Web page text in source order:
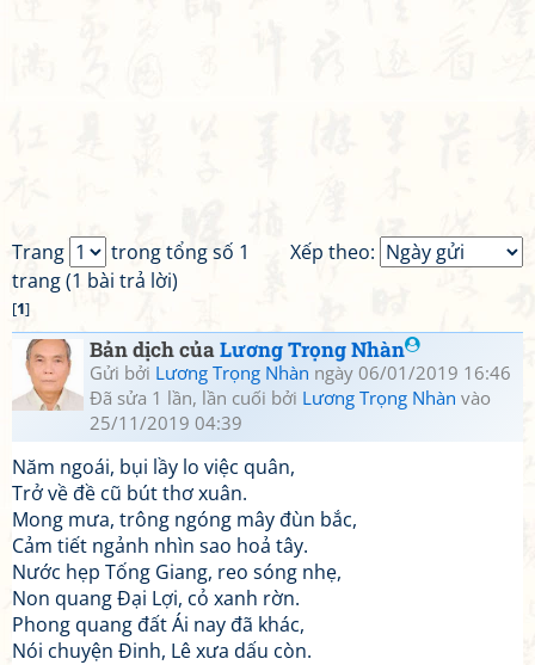
Xếp theo:
Trang
trong tổng số 1
trang (1 bài trả lời)
[1]
Bản dịch củaLương Trọng Nhàn
Gửi bởi Lương Trọng Nhàn ngày 06/01/2019 16:46
Đã sửa 1 lần, lần cuối bởi Lương Trọng Nhàn vào
25/11/2019 04:39
Năm ngoái, bụi lầy lo việc quân,
Trở về đề cũ bút thơ xuân.
Mong mưa, trông ngóng mây đùn bắc,
Cảm tiết ngảnh nhìn sao hoả tây.
Nước hẹp Tống Giang, reo sóng nhẹ,
Non quang Đại Lợi, cỏ xanh rờn.
Phong quang đất Ái nay đã khác,
Nói chuyện Đinh, Lê xưa dấu còn.